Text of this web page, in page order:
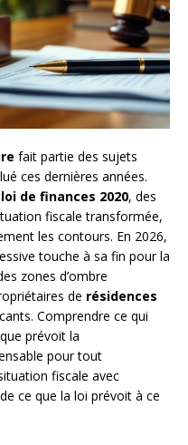
fait partie des sujets
ces dernières années.
loi de finances 2020, des
fiscale transformée,
les contours. En 2026,
touche à sa fin pour la
zones d’ombre
de résidences
Comprendre ce qui
prévoit la
pour tout
fiscale avec
ce que la loi prévoit à ce